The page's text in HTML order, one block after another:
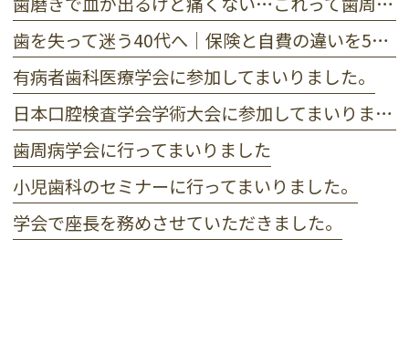
歯を失って迷う40代へ｜保険と自費の違いを5つの基準で徹底比較
有病者歯科医療学会に参加してまいりました。
日本口腔検査学会学術大会に参加してまいりました。
歯周病学会に行ってまいりました
小児歯科のセミナーに行ってまいりました。
学会で座長を務めさせていただきました。